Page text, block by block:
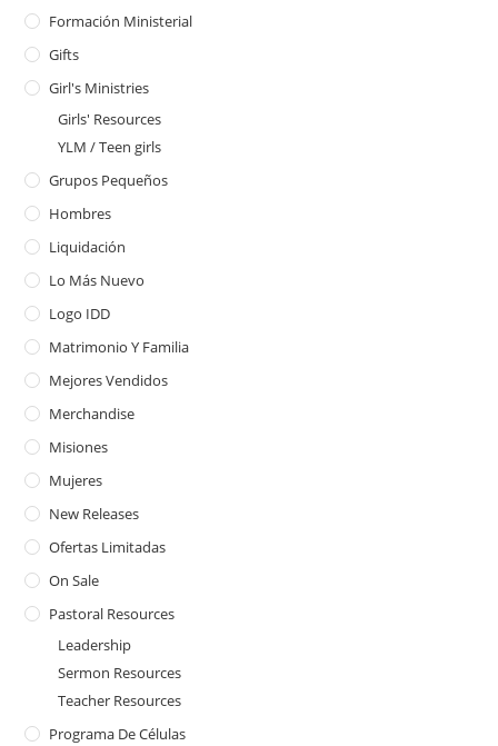
Formación Ministerial
Gifts
Girl's Ministries
Girls' Resources
YLM / Teen girls
Grupos Pequeños
Hombres
Liquidación
Lo Más Nuevo
Logo IDD
Matrimonio Y Familia
Mejores Vendidos
Merchandise
Misiones
Mujeres
New Releases
Ofertas Limitadas
On Sale
Pastoral Resources
Leadership
Sermon Resources
Teacher Resources
Programa De Células